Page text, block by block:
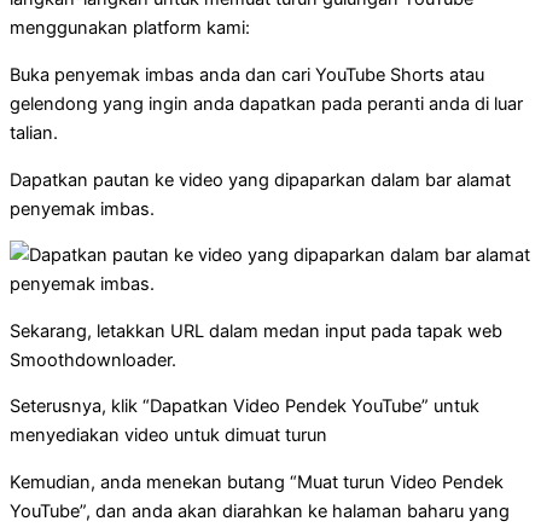
menggunakan platform kami:
Buka penyemak imbas anda dan cari YouTube Shorts atau
gelendong yang ingin anda dapatkan pada peranti anda di luar
talian.
Dapatkan pautan ke video yang dipaparkan dalam bar alamat
penyemak imbas.
Sekarang, letakkan URL dalam medan input pada tapak web
Smoothdownloader.
Seterusnya, klik “Dapatkan Video Pendek YouTube” untuk
menyediakan video untuk dimuat turun
Kemudian, anda menekan butang “Muat turun Video Pendek
YouTube”, dan anda akan diarahkan ke halaman baharu yang